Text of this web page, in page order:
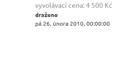
vyvolávací cena:4 500 Kč
draženo
pá 26. února 2010, 00:00:00